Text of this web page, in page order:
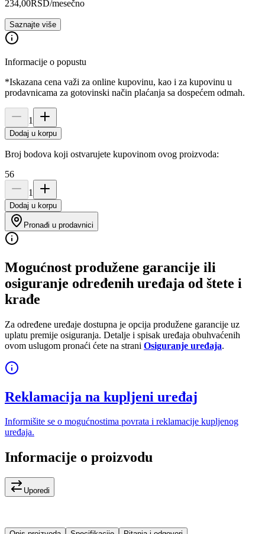
234,00RSD/mesečno
Saznajte više
Informacije o popustu
*Iskazana cena važi za online kupovinu, kao i za kupovinu u
prodavnicama za gotovinski način plaćanja sa dospećem odmah.
1
Dodaj u korpu
Broj bodova koji ostvarujete kupovinom ovog proizvoda:
56
1
Dodaj u korpu
Pronađi u prodavnici
Mogućnost produžene garancije ili
osiguranje određenih uređaja od štete i
krađe
Za određene uređaje dostupna je opcija produžene garancije uz
uplatu premije osiguranja. Detalje i spisak uređaja obuhvaćenih
ovom uslugom pronaći ćete na strani Osiguranje uređaja.
Reklamacija na kupljeni uređaj
Informišite se o mogućnostima povrata i reklamacije kupljenog
uređaja.
Informacije o proizvodu
Uporedi